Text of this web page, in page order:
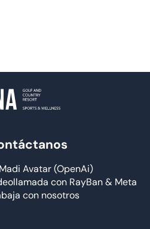
Avatar (OpenAi)
con RayBan & Meta
con nosotros